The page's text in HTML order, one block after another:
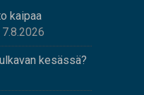
kaipaa
7.8.2026
kesässä?